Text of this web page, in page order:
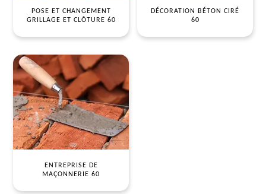
POSE ET CHANGEMENT
GRILLAGE ET CLÔTURE 60
DÉCORATION BÉTON CIRÉ
60
ENTREPRISE DE
MAÇONNERIE 60